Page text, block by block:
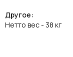
Другое:
Нетто вес - 38 кг